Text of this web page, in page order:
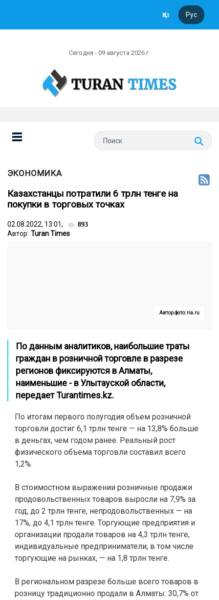
Қаз Рус
Сегодня - 09 августа 2026 г
ЭКОНОМИКА
Казахстанцы потратили 6 трлн тенге на
покупки в торговых точках
02.08.2022, 13:01, 893
Автор: Turan Times
Автор фото: ria.ru
По данным аналитиков, наибольшие траты
граждан в розничной торговле в разрезе
регионов фиксируются в Алматы,
наименьшие - в Улытауской области,
передаетTurantimes.kz.
По итогам первого полугодия объем розничной
торговли достиг 6,1 трлн тенге — на 13,8% больше
в деньгах, чем годом ранее. Реальный рост
физического объема торговли составил всего
1,2%.
В стоимостном выражении розничные продажи
продовольственных товаров выросли на 7,9% за
год, до 2 трлн тенге, непродовольственных — на
17%, до 4,1 трлн тенге. Торгующие предприятия и
организации продали товаров на 4,3 трлн тенге,
индивидуальные предприниматели, в том числе
торгующие на рынках, — на 1,8 трлн тенге.
В региональном разрезе больше всего товаров в
розницу традиционно продали в Алматы: 30,7% от